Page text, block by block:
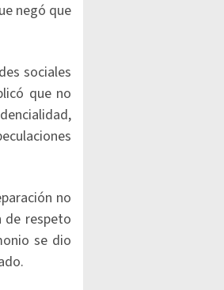
negó que
sociales
que no
no
de respeto
se dio